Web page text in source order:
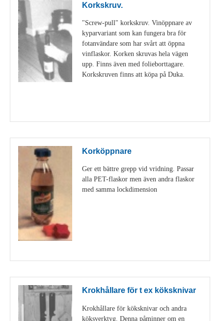
Korkskruv.
"Screw-pull" korkskruv. Vinöppnare av
kyparvariant som kan fungera bra för
fotanvändare som har svårt att öppna
vinflaskor. Korken skruvas hela vägen
upp. Finns även med folieborttagare.
Korkskruven finns att köpa på Duka.
Korköppnare
Ger ett bättre grepp vid vridning. Passar
alla PET-flaskor men även andra flaskor
med samma lockdimension
Krokhållare för t ex köksknivar
Krokhållare för köksknivar och andra
köksverktyg. Denna påminner om en